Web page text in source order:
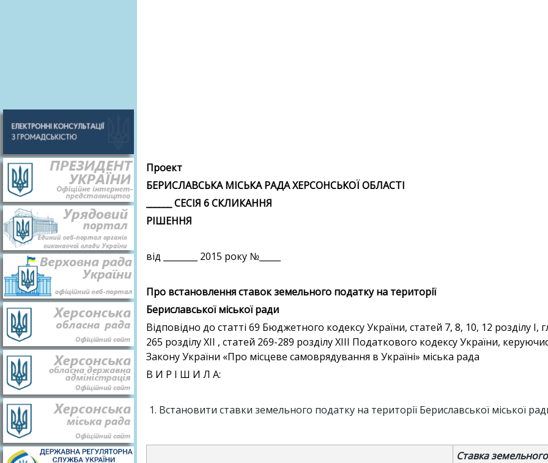
Проект
БЕРИСЛАВСЬКА МІСЬКА РАДА ХЕРСОНСЬКОЇ ОБЛАСТІ
______ СЕСІЯ 6 СКЛИКАННЯ
РІШЕННЯ
від ________ 2015 року №_____
Про встановлення ставок земельного податку на території
Бериславської міської ради
Відповідно до статті 69 Бюджетного кодексу України, статей 7, 8, 10, 12 розділу І,
265 розділу ХІІ , статей 269-289 розділу ХІІІ Податкового кодексу України,
Закону України «Про місцеве самоврядування в Україні» міська рада
В И Р І Ш И Л А:
Встановити ставки земельного податку на території Бериславської міської
Ставка земельного